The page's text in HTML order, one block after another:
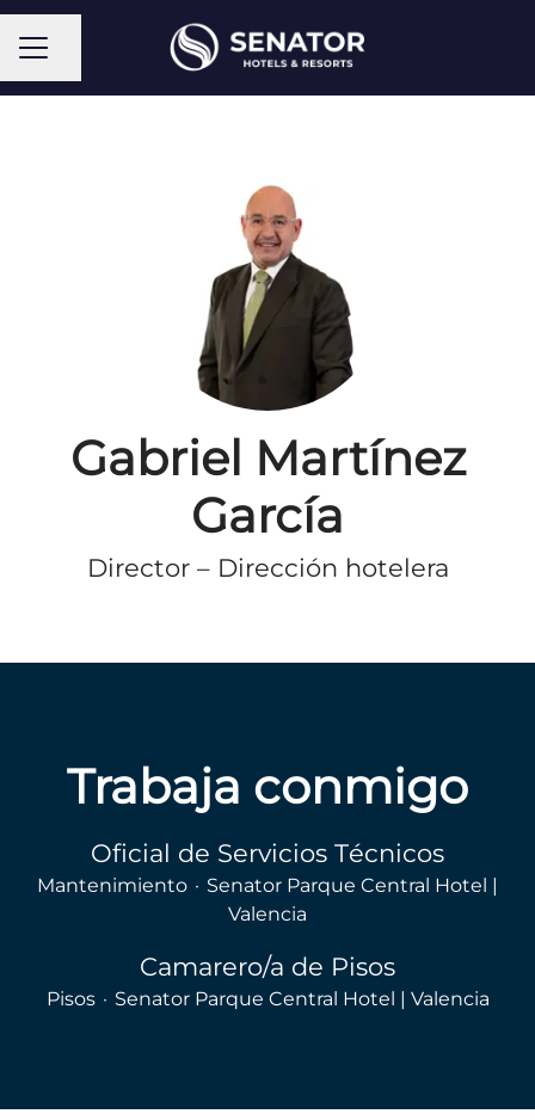
Menú de empleo
Compartir página
Gabriel Martínez
García
Director – Dirección hotelera
Trabaja conmigo
Oficial de Servicios Técnicos
Mantenimiento · Senator Parque Central Hotel |
Valencia
Camarero/a de Pisos
Pisos · Senator Parque Central Hotel | Valencia